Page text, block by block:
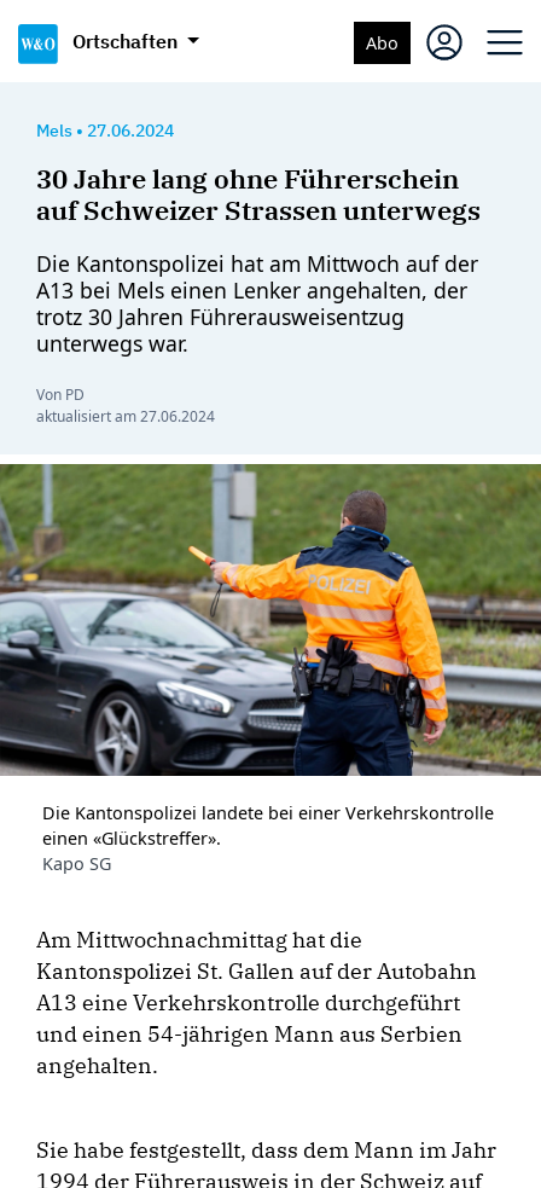
Ortschaften Abo
Mels • 27.06.2024
30 Jahre lang ohne Führerschein
auf Schweizer Strassen unterwegs
Die Kantonspolizei hat am Mittwoch auf der
A13 bei Mels einen Lenker angehalten, der
trotz 30 Jahren Führerausweisentzug
unterwegs war.
Von PD
aktualisiert am27.06.2024
Die Kantonspolizei landete bei einer Verkehrskontrolle
einen «Glückstreffer».
Kapo SG
Am Mittwochnachmittag hat die
Kantonspolizei St. Gallen auf der Autobahn
A13 eine Verkehrskontrolle durchgeführt
und einen 54-jährigen Mann aus Serbien
angehalten.
Sie habe festgestellt, dass dem Mann im Jahr
1994 der Führerausweis in der Schweiz auf